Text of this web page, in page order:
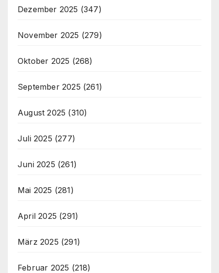
Dezember 2025 (347)
November 2025 (279)
Oktober 2025 (268)
September 2025 (261)
August 2025 (310)
Juli 2025 (277)
Juni 2025 (261)
Mai 2025 (281)
April 2025 (291)
März 2025 (291)
Februar 2025 (218)